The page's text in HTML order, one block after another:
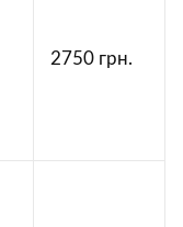
2750 грн.